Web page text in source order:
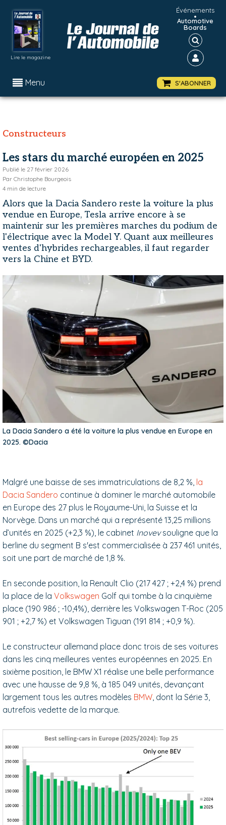
Lire le magazine
Événements
•
Automotive
Boards
Menu S'ABONNER
Constructeurs
Les stars du marché européen en 2025
Publié le 27 février 2026
Par Christophe Bourgeois
4 min de lecture
Alors que la Dacia Sandero reste la voiture la plus
vendue en Europe, Tesla arrive encore à se
maintenir sur les premières marches du podium de
l'électrique avec la Model Y. Quant aux meilleures
ventes d'hybrides rechargeables, il faut regarder
vers la Chine et BYD.
La Dacia Sandero a été la voiture la plus vendue en Europe en
2025. ©Dacia
Malgré une baisse de ses immatriculations de 8,2 %, la
Dacia Sandero continue à dominer le marché automobile
en Europe des 27 plus le Royaume-Uni, la Suisse et la
Norvège. Dans un marché qui a représenté 13,25 millions
d’unités en 2025 (+2,3 %), le cabinet Inovevsouligne que la
berline du segment B s'est commercialisée à 237 461 unités,
soit une part de marché de 1,8 %.
En seconde position, la Renault Clio (217 427 ; +2,4 %) prend
la place de la Volkswagen Golf qui tombe à la cinquième
place (190 986 ; -10,4%), derrière les Volkswagen T-Roc (205
901 ; +2,7 %) et Volkswagen Tiguan (191 814 ; +0,9 %).
Le constructeur allemand place donc trois de ses voitures
dans les cinq meilleures ventes européennes en 2025. En
sixième position, le BMW X1 réalise une belle performance
avec une hausse de 9,8 % , à 185 049 unités, devançant
largement tous les autres modèles BMW , dont la Série 3,
autrefois vedette de la marque.